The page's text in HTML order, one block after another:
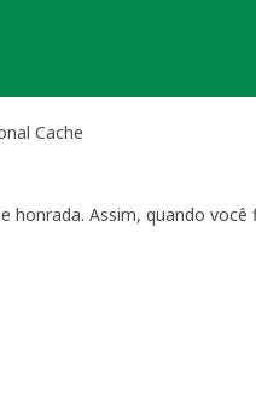
Cache
honrada. Assim, quando